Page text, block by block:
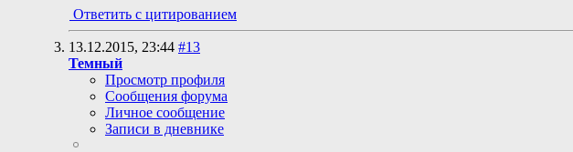
Ответить с цитированием
13.12.2015, 23:44 #13
Темный
Просмотр профиля
Сообщения форума
Личное сообщение
Записи в дневнике